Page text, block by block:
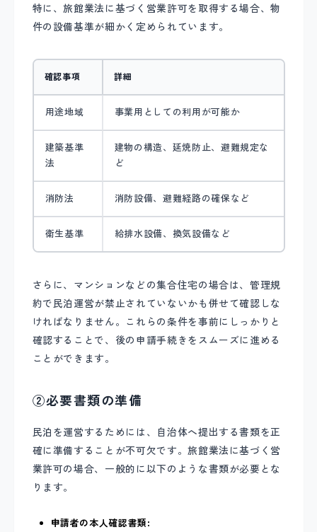
特に、旅館業法に基づく営業許可を取得する場合、物
件の設備基準が細かく定められています。
確認事項 詳細
用途地域 事業用としての利用が可能か
建築基準
法
建物の構造、延焼防止、避難規定な
ど
消防法 消防設備、避難経路の確保など
衛生基準 給排水設備、換気設備など
さらに、マンションなどの集合住宅の場合は、管理規
約で民泊運営が禁止されていないかも併せて確認しな
ければなりません。これらの条件を事前にしっかりと
確認することで、後の申請手続きをスムーズに進める
ことができます。
②必要書類の準備
民泊を運営するためには、自治体へ提出する書類を正
確に準備することが不可欠です。旅館業法に基づく営
業許可の場合、一般的に以下のような書類が必要とな
ります。
申請者の本人確認書類: